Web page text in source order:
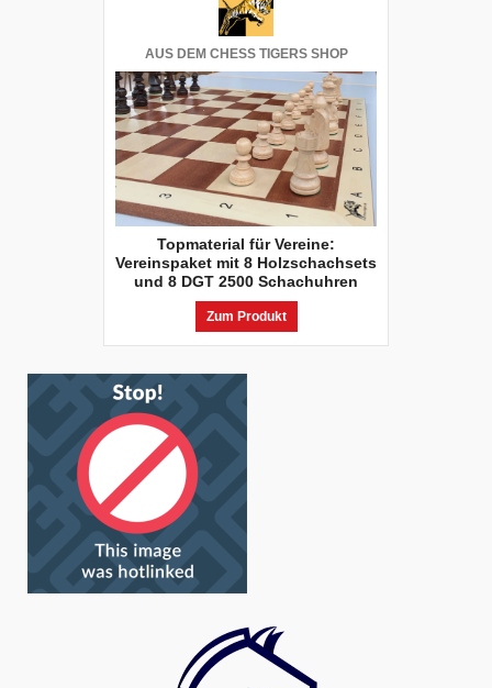
AUS DEM CHESS TIGERS SHOP
Topmaterial für Vereine:
Vereinspaket mit 8 Holzschachsets
und 8 DGT 2500 Schachuhren
Zum Produkt